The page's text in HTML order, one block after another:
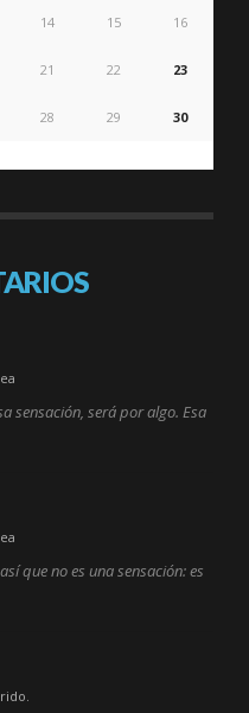
14 15 16
21 22 23
28 29 30
sensación, será por algo. Esa
que no es una sensación: es